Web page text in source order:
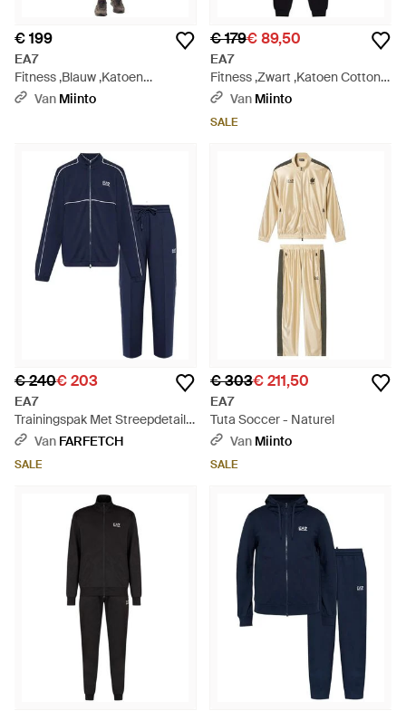
€ 199
EA7
Fitness ,Blauw ,Katoen
Trainingspak - Blauw
Van Miinto
€ 179€ 89,50
EA7
Fitness ,Zwart ,Katoen Cotton
Visibility Tracksuit - Zwart
Van Miinto
SALE
€ 240€ 203
EA7
Trainingspak Met Streepdetail -
Blauw
Van FARFETCH
SALE
€ 303€ 211,50
EA7
Tuta Soccer - Naturel
Van Miinto
SALE